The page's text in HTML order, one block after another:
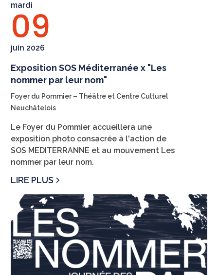
mardi
09
juin 2026
Exposition SOS Méditerranée x "Les
nommer par leur nom"
Foyer du Pommier – Théâtre et Centre Culturel
Neuchâtelois
Le Foyer du Pommier accueillera une
exposition photo consacrée à l'action de
SOS MEDITERRANNE et au mouvement Les
nommer par leur nom.
LIRE PLUS